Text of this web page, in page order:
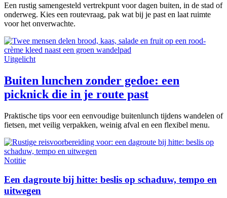
Een rustig samengesteld vertrekpunt voor dagen buiten, in de stad of
onderweg. Kies een routevraag, pak wat bij je past en laat ruimte
voor het onverwachte.
Uitgelicht
Buiten lunchen zonder gedoe: een
picknick die in je route past
Praktische tips voor een eenvoudige buitenlunch tijdens wandelen of
fietsen, met veilig verpakken, weinig afval en een flexibel menu.
Notitie
Een dagroute bij hitte: beslis op schaduw, tempo en
uitwegen